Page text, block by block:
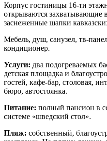
Корпус гостиницы 16-ти
открываются захватывающие
заснеженные шапки
Мебель, душ, санузел, тв-
кондиционер.
Услуги: два подогреваемых
детская площадка и
гостей, кафе-бар, столовая,
бюро, автостоянка.
Питание: полный пансион в
системе «шведский стол».
Пляж: собственный,